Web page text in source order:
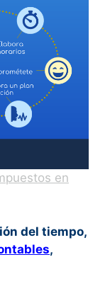
en
del tiempo,
,